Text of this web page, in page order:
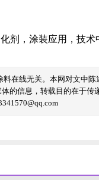
剂 ， 涂装应用 ， 技术
料在线无关。本网对文中
的信息，转载目的在于